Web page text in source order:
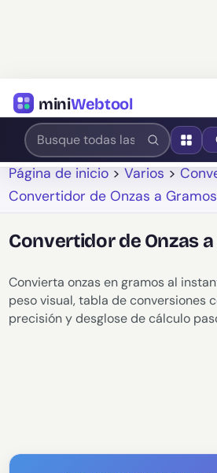
miniWebtool
Página de inicio >Varios >
Convertidor de Onzas a Gramos
Convertidor de Onzas
Convierta onzas en gramos al
peso visual, tabla de conversiones
precisión y desglose de cálculo